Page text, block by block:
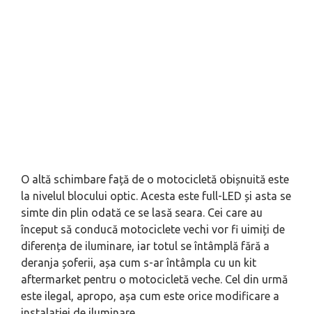
O altă schimbare față de o motocicletă obișnuită este
la nivelul blocului optic. Acesta este full-LED și asta se
simte din plin odată ce se lasă seara. Cei care au
început să conducă motociclete vechi vor fi uimiți de
diferența de iluminare, iar totul se întâmplă fără a
deranja șoferii, așa cum s-ar întâmpla cu un kit
aftermarket pentru o motocicletă veche. Cel din urmă
este ilegal, apropo, așa cum este orice modificare a